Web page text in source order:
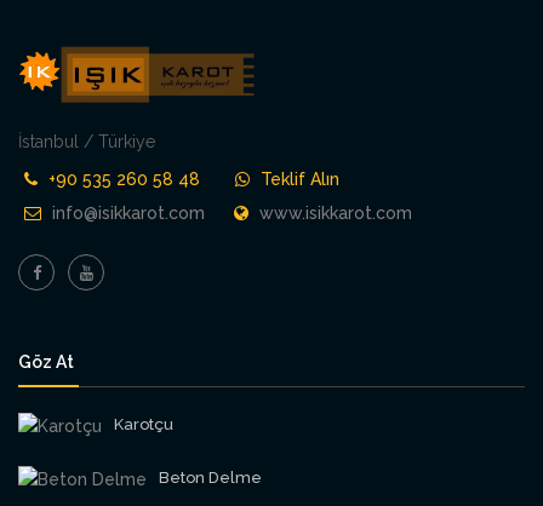
İstanbul / Türkiye
+90 535 260 58 48
Teklif Alın
info@isikkarot.com
www.isikkarot.com
Göz At
Karotçu
Beton Delme